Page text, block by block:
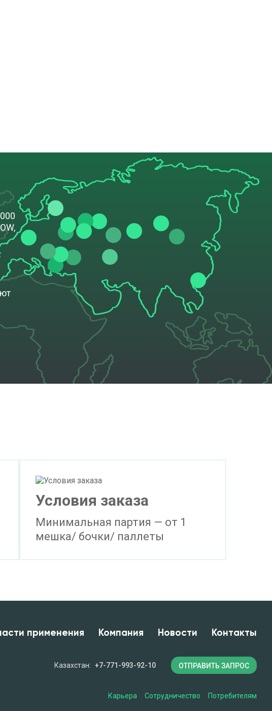
Условия заказа
Минимальная партия — от 1
мешка/ бочки/ паллеты
применения Компания Новости Контакты
Казахстан: +7-771-993-92-10 ОТПРАВИТЬ ЗАПРОС
Карьера Сотрудничество Потребителям